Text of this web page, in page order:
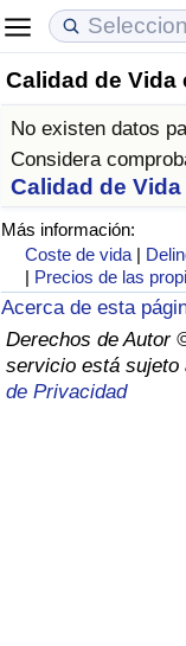
Calidad de Vida
No existen datos
Considera
Calidad de
Más información:
Coste de vida |
| Precios de las
Acerca de esta
Derechos de Autor
servicio está sujeto
de Privacidad
Coste de vida
Índice de Costo
Índice de Costo
Índice de costo
en aqaba
Precios de las
Índice de Precios
Índice de Precios
Índice de
Calidad de Vida
Índice de Calidad
Índice de Calidad
Índice de calidad
Delincuencia
Calificación del